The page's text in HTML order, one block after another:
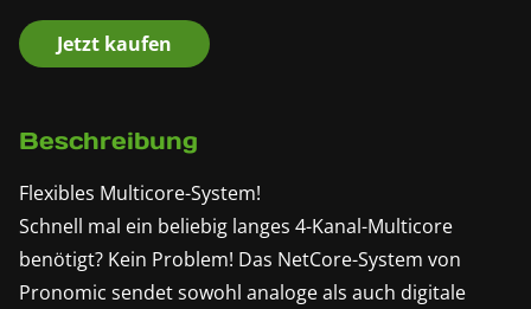
Jetzt kaufen
Beschreibung
Flexibles Multicore-System!
Schnell mal ein beliebig langes 4-Kanal-Multicore
benötigt? Kein Problem! Das NetCore-System von
Pronomic sendet sowohl analoge als auch digitale